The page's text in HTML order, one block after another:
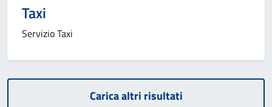
Taxi
Servizio Taxi
Carica altri risultati